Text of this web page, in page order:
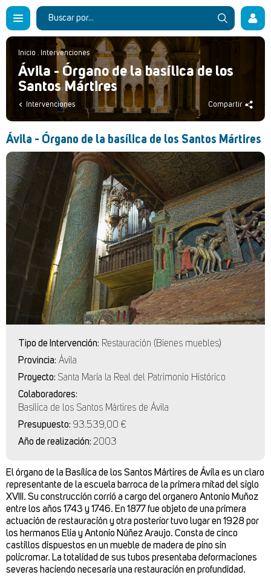
Inicio . Intervenciones
Ávila - Órgano de la basílica de los
Santos Mártires
Intervenciones Compartir
Ávila - Órgano de la basílica de los Santos Mártires
Tipo de Intervención: Restauración (Bienes muebles)
Provincia: Ávila
Proyecto: Santa María la Real del Patrimonio Histórico
Colaboradores:
Basílica de los Santos Mártires de Ávila
Presupuesto: 93.539,00 €
Año de realización: 2003
El órgano de la Basílica de los Santos Mártires de Ávila es un claro
representante de la escuela barroca de la primera mitad del siglo
XVIII. Su construcción corrió a cargo del organero Antonio Muñoz
entre los años 1743 y 1746. En 1877 fue objeto de una primera
actuación de restauración y otra posterior tuvo lugar en 1928 por
los hermanos Elia y Antonio Núñez Araujo. Consta de cinco
castillos dispuestos en un mueble de madera de pino sin
policromar. La totalidad de sus tubos presentaba deformaciones
severas haciendo necesaria una restauración en profundidad.